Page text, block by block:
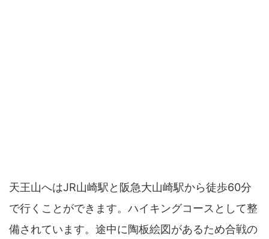
天王山へはJR山崎駅と阪急大山崎駅から徒歩60分
で行くことができます。ハイキングコースとして整
備されています。途中に陶板絵図があるため合戦の